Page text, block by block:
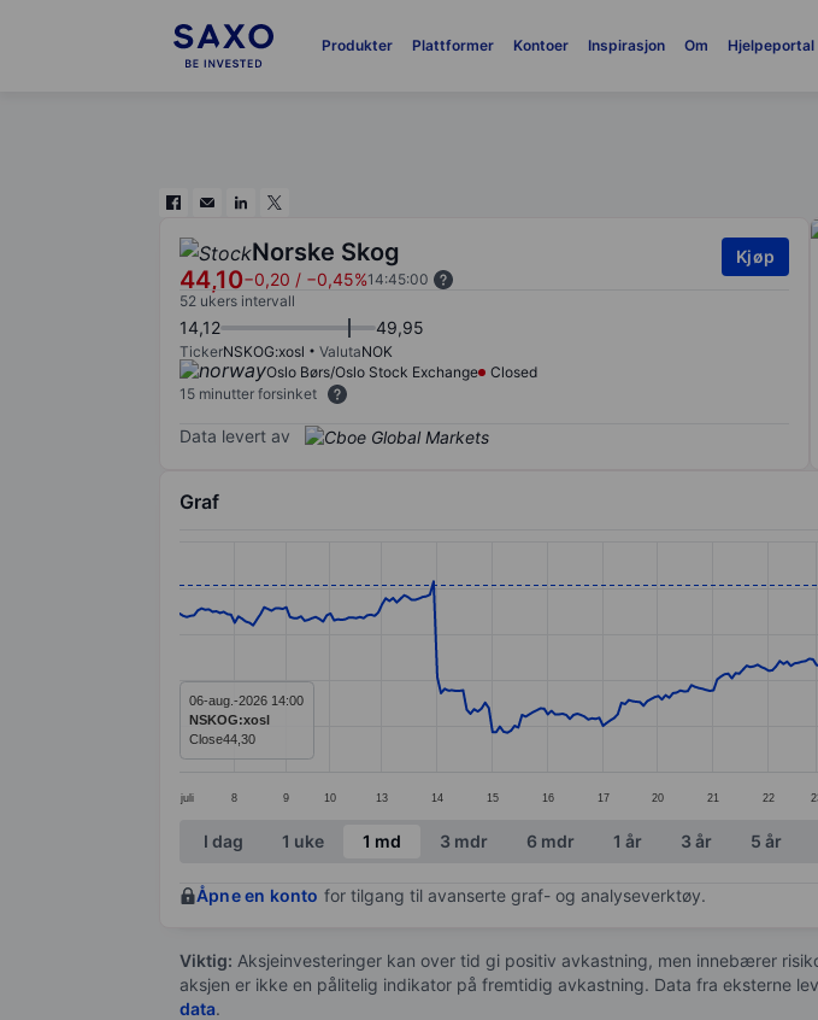
Produkter Plattformer Kontoer Inspirasjon Om Hjelpeportal
Norske Skog
44,10−0,20 / −0,45%14:45:00
Kjøp
52 ukers intervall
14,12 49,95
TickerNSKOG:xosl ValutaNOK
Oslo Børs/Oslo Stock Exchange
Closed
15 minutter forsinket
Data levert av
Graf
Line chart with 334 data points.
The chart has 1 X axis displaying categories.
The chart has 1 Y axis displaying values. Data ranges from 31.4 to
juli 8 9 10 13 14 15 16 17 20 21 22
06-aug.-2026 14:00
NSKOG:xosl
Close44,30
End of interactive chart.
I dag 1 uke 1 md 3 mdr 6 mdr 1 år 3 år 5 år
Åpne en konto for tilgang til avanserte graf- og analyseverktøy.
Viktig: Aksjeinvesteringer kan over tid gi positiv avkastning, men innebærer
aksjen er ikke en pålitelig indikator på fremtidig avkastning. Data fra eksterne
data.